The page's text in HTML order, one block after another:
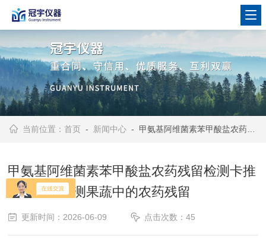
当前位置：首页 - 新闻中心 - 甲氨基阿维菌素苯甲酸盐农药残留检测卡推出：快速检测果蔬中的农药残留
甲氨基阿维菌素苯甲酸盐农药残留检测卡推
出：快速检测果蔬中的农药残留
更新时间：2026-06-09 点击次数：45